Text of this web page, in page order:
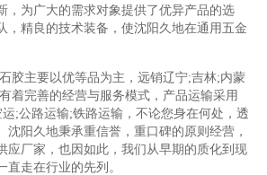
，为广大的需求对象提供了优异产品的选
，精良的技术装备，使沈阳久地在通用五金
胶主要以优等品为主，远销辽宁;吉林;内蒙
着完善的经营与服务模式，产品运输采用
;公路运输;铁路运输，不论您身在何处，透
沈阳久地秉承重信誉，重口碑的原则经营，
应厂家，也因如此，我们从早期的质化到现
走在行业的先列。